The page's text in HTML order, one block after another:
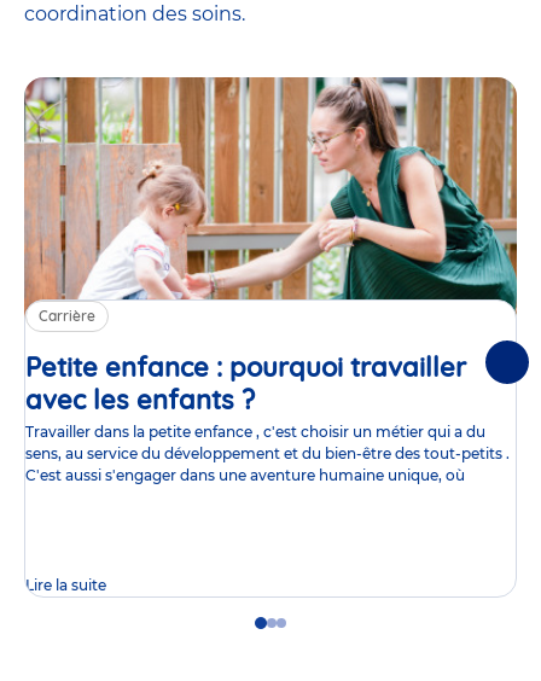
coordination des soins.
Carrière
Petite enfance : pourquoi travailler
avec les enfants ?Article
Travailler dans la petite enfance , c'est choisir un métier qui a du
sens, au service du développement et du bien-être des tout-petits .
C'est aussi s'engager dans une aventure humaine unique, où
Lire la suite
GoGoGo